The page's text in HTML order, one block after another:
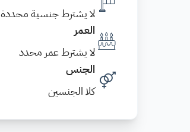
لا يشترط جنسية محددة
العمر
لا يشترط عمر محدد
الجنس
كلا الجنسين